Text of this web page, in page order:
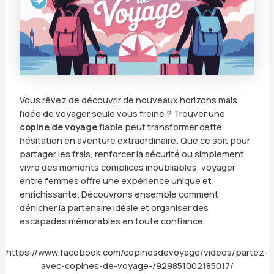
Vous rêvez de découvrir de nouveaux horizons mais
l’idée de voyager seule vous freine ? Trouver une
copine de voyagefiable peut transformer cette
hésitation en aventure extraordinaire. Que ce soit pour
partager les frais, renforcer la sécurité ou simplement
vivre des moments complices inoubliables, voyager
entre femmes offre une expérience unique et
enrichissante. Découvrons ensemble comment
dénicher la partenaire idéale et organiser des
escapades mémorables en toute confiance.
https://www.facebook.com/copinesdevoyage/videos/partez-
avec-copines-de-voyage-/929851002185017/